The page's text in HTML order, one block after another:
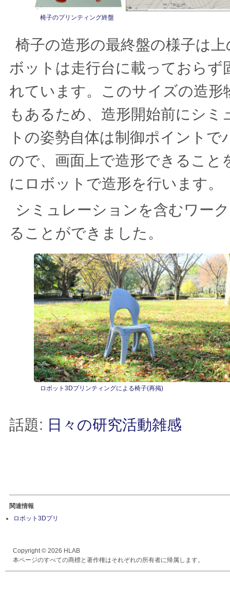
椅子のプリンティング終盤
椅子の造形の最終盤の様子は
ボットは走行台に載っておら
れています。このサイズの造
もあるため、造形開始前にシ
トの姿勢自体は制御ポイント
ので、画面上で造形できるこ
にロボットで造形を行います。
シミュレーションを含むワー
ることができました。
ロボット3Dプリンティングによる椅子(再掲)
話題: 日々の研究活動雑感
関連情報
ロボット3Dプリ
Copyright © 2026 HLAB
本ページのすべての商標と著作権はそれぞれの所有者に帰属します。